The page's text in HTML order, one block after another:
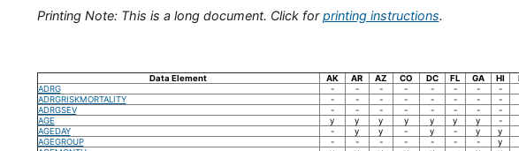
Printing Note: This is a long document. Click forprinting instructions.
Data Element AK AR AZ CO DC FL GA HI
ADRG
- - - - - - - -
ADRGRISKMORTALITY
- - - - - - - -
ADRGSEV
- - - - - - - -
AGE
y y y y y y y -
AGEDAY
- y y - y - y y
AGEGROUP
- - - - - - - y